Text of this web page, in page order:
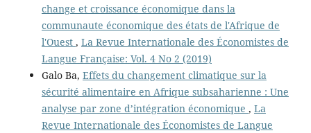
change et croissance économique dans la
communaute économique des états de l'Afrique de
l'Ouest , La Revue Internationale des Économistes de
Langue Française: Vol. 4 No 2 (2019)
Galo Ba, Effets du changement climatique sur la
sécurité alimentaire en Afrique subsaharienne : Une
analyse par zone d’intégration économique , La
Revue Internationale des Économistes de Langue